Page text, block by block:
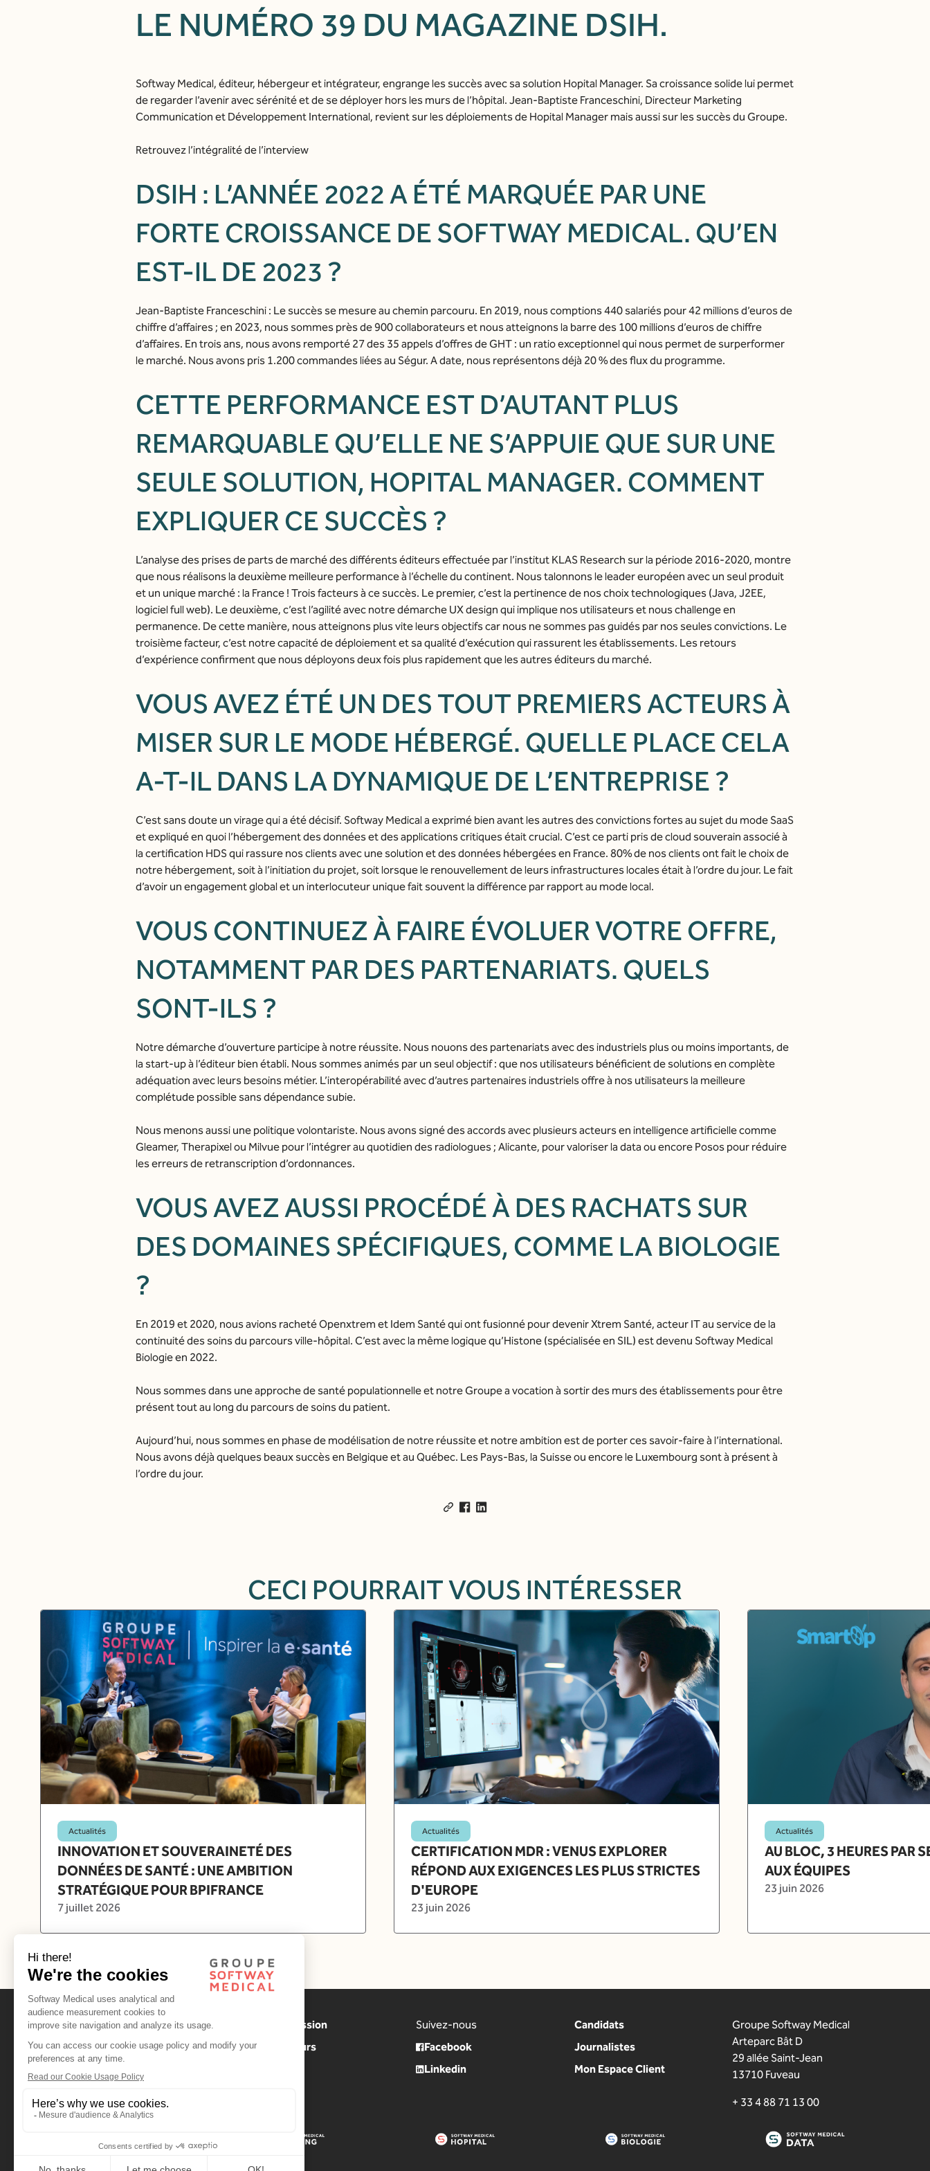
La data
LE NUMÉRO 39 DU MAGAZINE DSIH.
Softway Medical, éditeur, hébergeur et intégrateur, engrange les succès avec sa solution Hopital Manager. Sa croissance solide lui permet
de regarder l’avenir avec sérénité et de se déployer hors les murs de l’hôpital. Jean-Baptiste Franceschini, Directeur Marketing
Communication et Développement International, revient sur les déploiements de Hopital Manager mais aussi sur les succès du Groupe.
Retrouvez l’intégralité de l’interview
DSIH : L’ANNÉE 2022 A ÉTÉ MARQUÉE PAR UNE
FORTE CROISSANCE DE SOFTWAY MEDICAL. QU’EN
EST-IL DE 2023 ?
Jean-Baptiste Franceschini : Le succès se mesure au chemin parcouru. En 2019, nous comptions 440 salariés pour 42 millions d’euros de
chiffre d’affaires ; en 2023, nous sommes près de 900 collaborateurs et nous atteignons la barre des 100 millions d’euros de chiffre
d’affaires. En trois ans, nous avons remporté 27 des 35 appels d’offres de GHT : un ratio exceptionnel qui nous permet de surperformer
le marché. Nous avons pris 1.200 commandes liées au Ségur. A date, nous représentons déjà 20 % des flux du programme.
CETTE PERFORMANCE EST D’AUTANT PLUS
REMARQUABLE QU’ELLE NE S’APPUIE QUE SUR UNE
SEULE SOLUTION, HOPITAL MANAGER. COMMENT
EXPLIQUER CE SUCCÈS ?
L’analyse des prises de parts de marché des différents éditeurs effectuée par l’institut KLAS Research sur la période 2016-2020, montre
que nous réalisons la deuxième meilleure performance à l’échelle du continent. Nous talonnons le leader européen avec un seul produit
et un unique marché : la France ! Trois facteurs à ce succès. Le premier, c’est la pertinence de nos choix technologiques (Java, J2EE,
logiciel full web). Le deuxième, c’est l’agilité avec notre démarche UX design qui implique nos utilisateurs et nous challenge en
permanence. De cette manière, nous atteignons plus vite leurs objectifs car nous ne sommes pas guidés par nos seules convictions. Le
troisième facteur, c’est notre capacité de déploiement et sa qualité d’exécution qui rassurent les établissements. Les retours
d’expérience confirment que nous déployons deux fois plus rapidement que les autres éditeurs du marché.
VOUS AVEZ ÉTÉ UN DES TOUT PREMIERS ACTEURS À
MISER SUR LE MODE HÉBERGÉ. QUELLE PLACE CELA
A-T-IL DANS LA DYNAMIQUE DE L’ENTREPRISE ?
C’est sans doute un virage qui a été décisif. Softway Medical a exprimé bien avant les autres des convictions fortes au sujet du mode SaaS
et expliqué en quoi l’hébergement des données et des applications critiques était crucial. C’est ce parti pris de cloud souverain associé à
la certification HDS qui rassure nos clients avec une solution et des données hébergées en France. 80% de nos clients ont fait le choix de
notre hébergement, soit à l’initiation du projet, soit lorsque le renouvellement de leurs infrastructures locales était à l’ordre du jour. Le fait
d’avoir un engagement global et un interlocuteur unique fait souvent la différence par rapport au mode local.
VOUS CONTINUEZ À FAIRE ÉVOLUER VOTRE OFFRE,
NOTAMMENT PAR DES PARTENARIATS. QUELS
SONT-ILS ?
Notre démarche d’ouverture participe à notre réussite. Nous nouons des partenariats avec des industriels plus ou moins importants, de
la start-up à l’éditeur bien établi. Nous sommes animés par un seul objectif : que nos utilisateurs bénéficient de solutions en complète
adéquation avec leurs besoins métier. L’interopérabilité avec d’autres partenaires industriels offre à nos utilisateurs la meilleure
complétude possible sans dépendance subie.
Nous menons aussi une politique volontariste. Nous avons signé des accords avec plusieurs acteurs en intelligence artificielle comme
Gleamer, Therapixel ou Milvue pour l’intégrer au quotidien des radiologues ; Alicante, pour valoriser la data ou encore Posos pour réduire
les erreurs de retranscription d’ordonnances.
VOUS AVEZ AUSSI PROCÉDÉ À DES RACHATS SUR
DES DOMAINES SPÉCIFIQUES, COMME LA BIOLOGIE
?
En 2019 et 2020, nous avions racheté Openxtrem et Idem Santé qui ont fusionné pour devenir Xtrem Santé, acteur IT au service de la
continuité des soins du parcours ville-hôpital. C’est avec la même logique qu’Histone (spécialisée en SIL) est devenu Softway Medical
Biologie en 2022.
Nous sommes dans une approche de santé populationnelle et notre Groupe a vocation à sortir des murs des établissements pour être
présent tout au long du parcours de soins du patient.
Aujourd’hui, nous sommes en phase de modélisation de notre réussite et notre ambition est de porter ces savoir-faire à l’international.
Nous avons déjà quelques beaux succès en Belgique et au Québec. Les Pays-Bas, la Suisse ou encore le Luxembourg sont à présent à
l’ordre du jour.
CECI POURRAIT VOUS INTÉRESSER
Actualités
INNOVATION ET SOUVERAINETÉ DES
DONNÉES DE SANTÉ : UNE AMBITION
STRATÉGIQUE POUR BPIFRANCE
7 juillet 2026
Actualités
CERTIFICATION MDR : VENUS EXPLORER
RÉPOND AUX EXIGENCES LES PLUS STRICTES
D'EUROPE
23 juin 2026
Actualités
AU BLOC, 3 HEURES PAR
AUX ÉQUIPES
23 juin 2026
Notre mission
Nos valeurs
Candidats
Journalistes
Mon Espace Client
Suivez-nous
Facebook
Linkedin
Groupe Softway Medical
Arteparc Bât D
29 allée Saint-Jean
13710 Fuveau
+ 33 4 88 71 13 00